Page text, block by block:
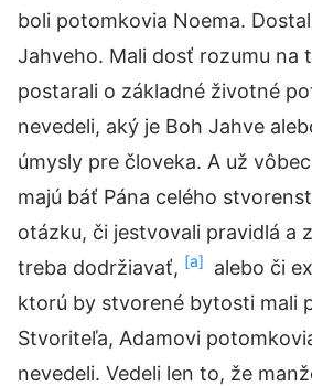
boli potomkovia Noema.
Jahveho. Mali dosť rozumu na
postarali o základné životné
nevedeli, aký je Boh Jahve
úmysly pre človeka. A už
majú báť Pána celého
otázku, či jestvovali pravidlá a
treba dodržiavať, [a]
alebo či
ktorú by stvorené bytosti mali
Stvoriteľa, Adamovi
nevedeli. Vedeli len to, že